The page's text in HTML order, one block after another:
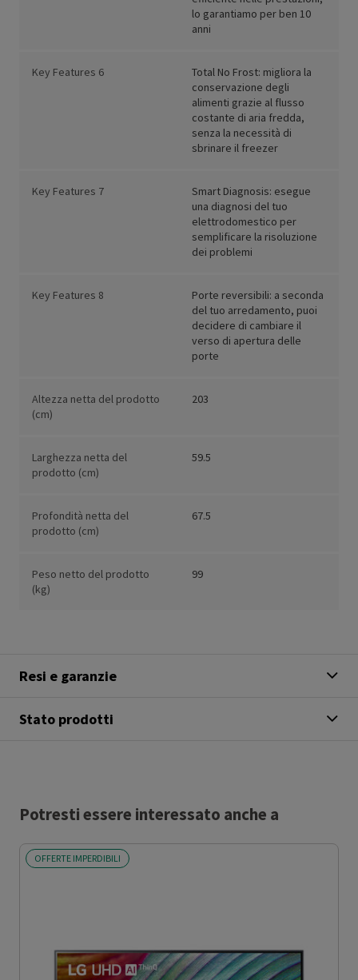
lo garantiamo per ben 10
anni
Key Features 6
Total No Frost: migliora la
conservazione degli
alimenti grazie al flusso
costante di aria fredda,
senza la necessità di
sbrinare il freezer
Key Features 7
Smart Diagnosis: esegue
una diagnosi del tuo
elettrodomestico per
semplificare la risoluzione
dei problemi
Key Features 8
Porte reversibili: a seconda
del tuo arredamento, puoi
decidere di cambiare il
verso di apertura delle
porte
Altezza netta del prodotto
(cm)
203
Larghezza netta del
prodotto (cm)
59.5
Profondità netta del
prodotto (cm)
67.5
Peso netto del prodotto
(kg)
99
Resi e garanzie
Stato prodotti
Potresti essere interessato anche a
OFFERTE IMPERDIBILI